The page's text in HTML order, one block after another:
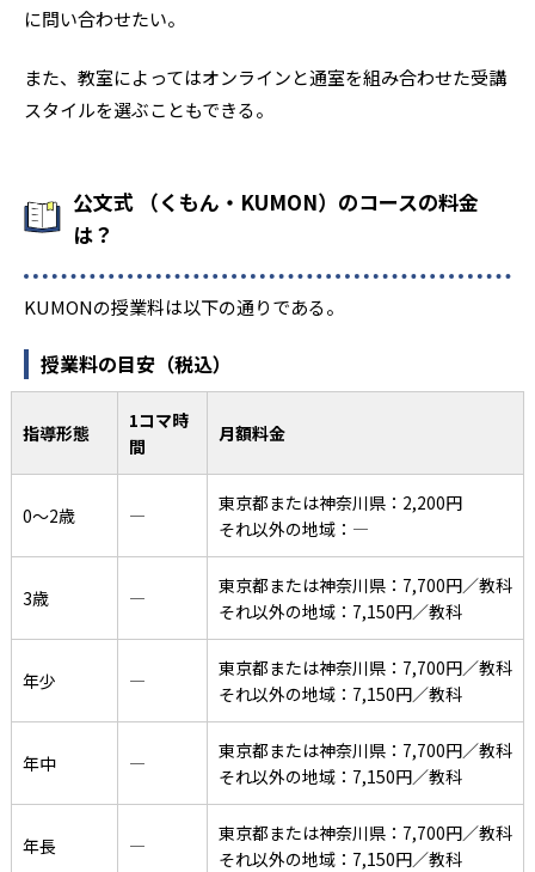
に問い合わせたい。
また、教室によってはオンラインと通室を組み合わせた受講
スタイルを選ぶこともできる。
公文式 （くもん・KUMON）のコースの料金
は？
KUMONの授業料は以下の通りである。
授業料の目安（税込）
指導形態
1コマ時
間
月額料金
0〜2歳 ―
東京都または神奈川県：2,200円
それ以外の地域：―
3歳 ―
東京都または神奈川県：7,700円／教科
それ以外の地域：7,150円／教科
年少 ―
東京都または神奈川県：7,700円／教科
それ以外の地域：7,150円／教科
年中 ―
東京都または神奈川県：7,700円／教科
それ以外の地域：7,150円／教科
年長 ―
東京都または神奈川県：7,700円／教科
それ以外の地域：7,150円／教科